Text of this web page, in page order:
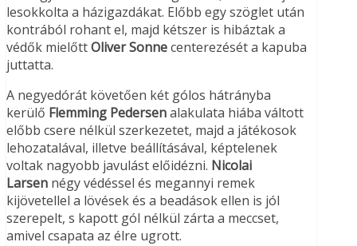
lesokkolta a házigazdákat. Előbb egy szöglet után
kontrából rohant el, majd kétszer is hibáztak a
védők mielőttOliver Sonnecenterezését a kapuba
juttatta.
A negyedórát követően két gólos hátrányba
kerülő Flemming Pedersenalakulata hiába váltott
előbb csere nélkül szerkezetet, majd a játékosok
lehozatalával, illetve beállításával, képtelenek
voltak nagyobb javulást előidézni. Nicolai
Larsen négy védéssel és megannyi remek
kijövetellel a lövések és a beadások ellen is jól
szerepelt, s kapott gól nélkül zárta a meccset,
amivel csapata az élre ugrott.